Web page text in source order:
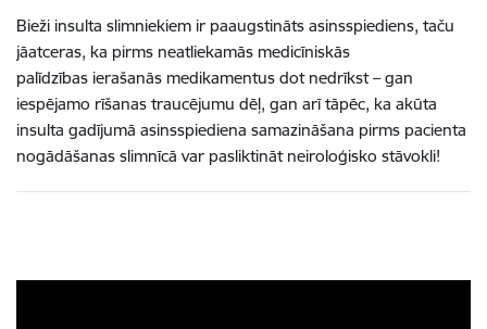
Bieži insulta slimniekiem ir paaugstināts asinsspiediens, taču
jāatceras, ka pirms neatliekamās medicīniskās
palīdzības ierašanās medikamentus dot nedrīkst – gan
iespējamo rīšanas traucējumu dēļ, gan arī tāpēc, ka akūta
insulta gadījumā asinsspiediena samazināšana pirms pacienta
nogādāšanas slimnīcā var pasliktināt neiroloģisko stāvokli!